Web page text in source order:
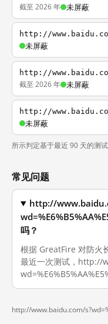
截至 2026 年 未屏蔽
http://
未屏蔽
http://
截至 2026 年 未屏蔽
http://
未屏蔽
所示判定基于最近 90 天的测
常见问题
http://
吗？
根据 GreatFire 对防火
最近一次测试，http://
http://www.baidu.com/